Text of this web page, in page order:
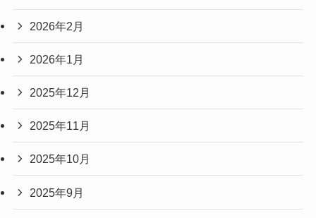
2026年2月
2026年1月
2025年12月
2025年11月
2025年10月
2025年9月